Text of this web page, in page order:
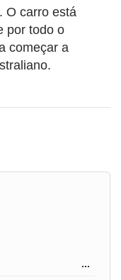
O carro está
por todo o
começar a
...